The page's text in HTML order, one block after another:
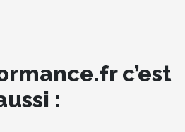
c’est
: